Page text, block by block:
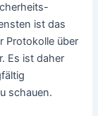
ist das
Protokolle über
Es ist daher
schauen.